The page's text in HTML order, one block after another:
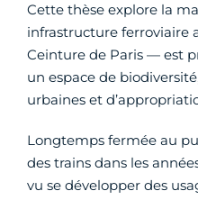
Cette thèse explore la
infrastructure ferroviaire
Ceinture de Paris — est
un espace de
urbaines et
Longtemps fermée au
des trains dans les
vu se développer des